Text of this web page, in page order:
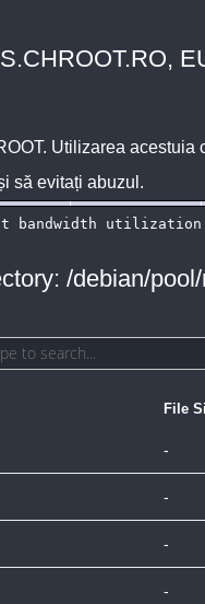
. Utilizarea acestuia
să evitați abuzul.
/debian/
File
-
-
-
-